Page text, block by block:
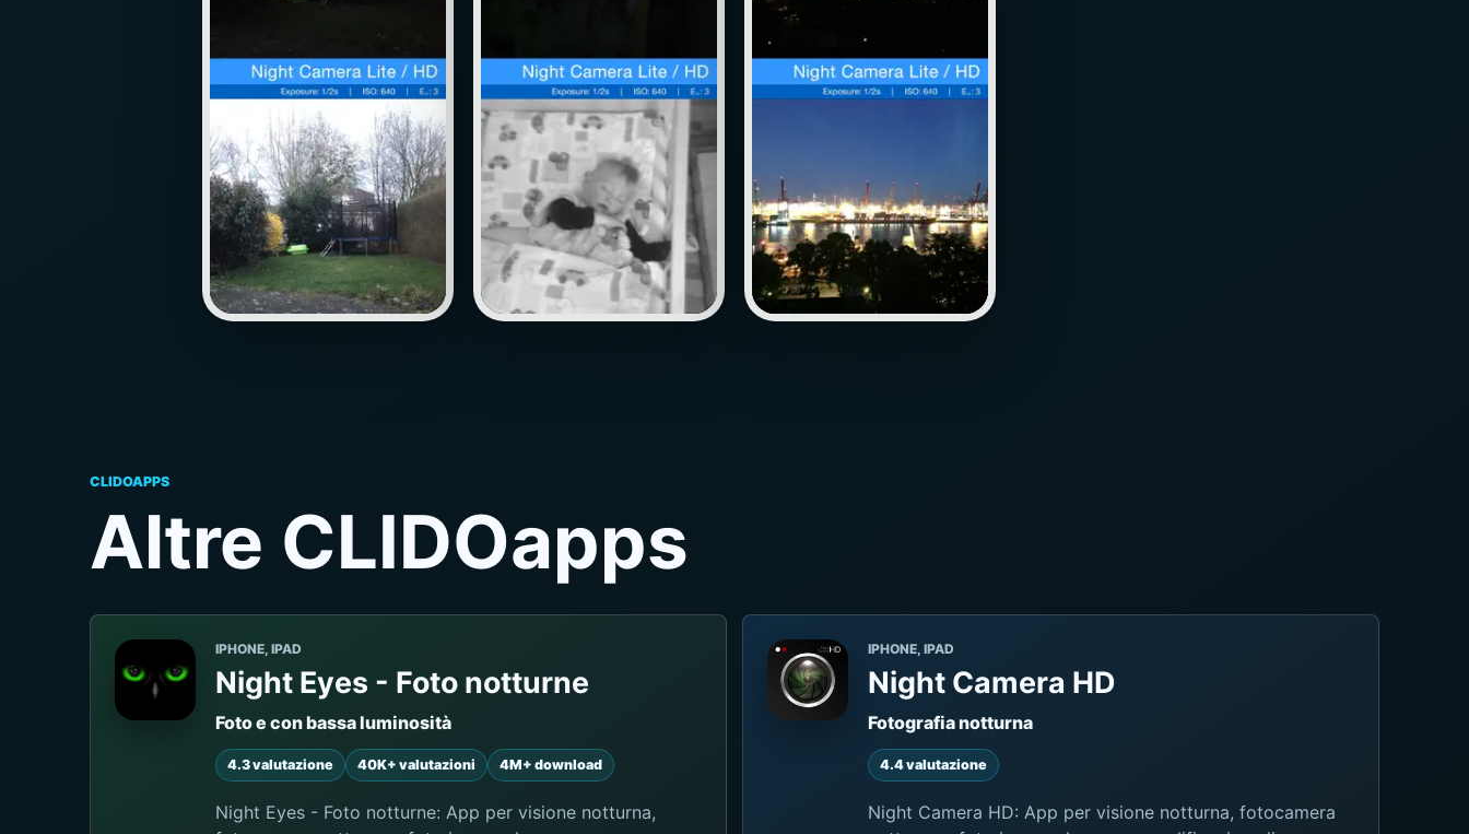
CLIDOAPPS
Altre CLIDOapps
IPHONE, IPAD
Night Eyes - Foto notturne
Foto e con bassa luminosità
4.3 valutazione 40K+ valutazioni 4M+ download
Night Eyes - Foto notturne: App per visione notturna,
IPHONE, IPAD
Night Camera HD
Fotografia notturna
4.4 valutazione
Night Camera HD: App per visione notturna, fotocamera